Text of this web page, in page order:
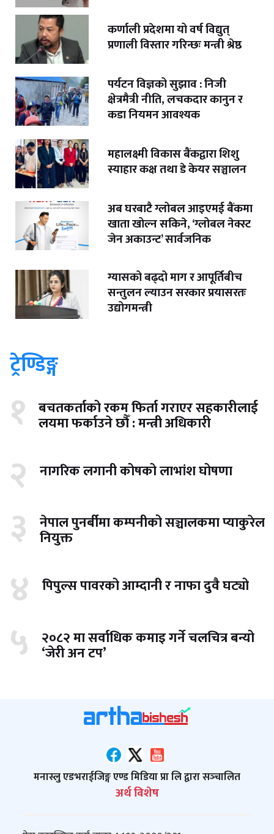
कर्णाली प्रदेशमा यो वर्ष विद्युत्
प्रणाली विस्तार गरिन्छः मन्त्री श्रेष्ठ
पर्यटन विज्ञको सुझाव : निजी
क्षेत्रमैत्री नीति, लचकदार कानुन र
कडा नियमन आवश्यक
महालक्ष्मी विकास बैंकद्वारा शिशु
स्याहार कक्ष तथा डे केयर सञ्चालन
अब घरबाटै ग्लोबल आइएमई बैंकमा
खाता खोल्न सकिने, ‘ग्लोबल नेक्स्ट
जेन अकाउन्ट’ सार्वजनिक
ग्यासको बढ्दो माग र आपूर्तिबीच
सन्तुलन ल्याउन सरकार प्रयासरतः
उद्योगमन्त्री
ट्रेण्डिङ्ग
१ बचतकर्ताको रकम फिर्ता गराएर सहकारीलाई
लयमा फर्काउने छौँ : मन्त्री अधिकारी
२ नागरिक लगानी कोषको लाभांश घोषणा
३ नेपाल पुनर्बीमा कम्पनीको सञ्चालकमा प्याकुरेल
नियुक्त
४ पिपुल्स पावरको आम्दानी र नाफा दुवै घट्यो
५ २०८२ मा सर्वाधिक कमाइ गर्ने चलचित्र बन्यो
‘जेरी अन टप’
मनास्लु एडभराईजिङ्ग एण्ड मिडिया प्रा लि द्वारा सञ्‍चालित
अर्थ विशेष